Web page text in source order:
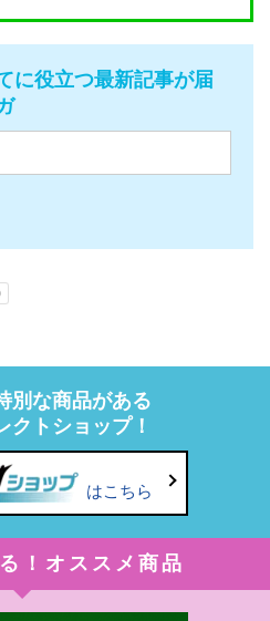
に役立つ最新記事が届
別な商品がある
クトショップ！
はこちら
！オススメ商品